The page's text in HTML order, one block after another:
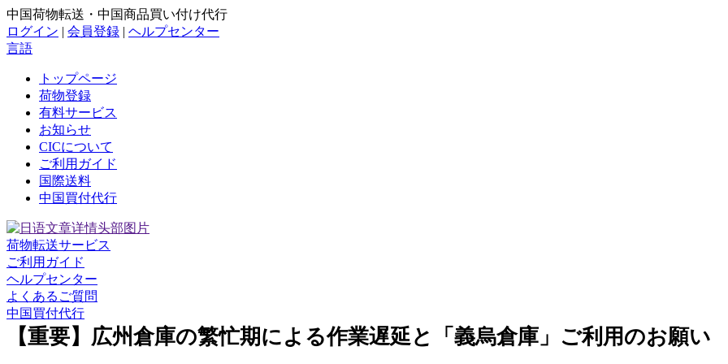
中国荷物転送・中国商品買い付け代行
ログイン | 会員登録 | ヘルプセンター
言語
トップページ
荷物登録
有料サービス
お知らせ
CICについて
ご利用ガイド
国際送料
中国買付代行
荷物転送サービス
ご利用ガイド
ヘルプセンター
よくあるご質問
中国買付代行
【重要】広州倉庫の繁忙期による作業遅延と「義烏倉庫」ご利用のお願